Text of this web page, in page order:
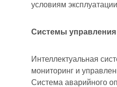
условиям
Системы управления
Интеллектуальная
мониторинг и
Система аварийного